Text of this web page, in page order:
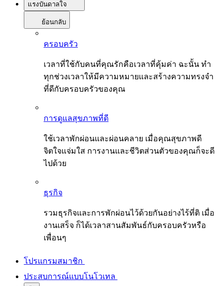
แรงบันดาลใจ
ย้อนกลับ
ครอบครัว
เวลาที่ใช้กับคนที่คุณรักคือเวลาที่คุ้มค่า ฉะนั้น ทำ
ทุกช่วงเวลาให้มีความหมายและสร้างความทรงจำ
ที่ดีกับครอบครัวของคุณ
การดูแลสุขภาพที่ดี
ใช้เวลาพักผ่อนและผ่อนคลาย เมื่อคุณสุขภาพดี
จิตใจแจ่มใส การงานและชีวิตส่วนตัวของคุณก็จะดี
ไปด้วย
ธุรกิจ
รวมธุรกิจและการพักผ่อนไว้ด้วยกันอย่างไร้ที่ติ เมื่อ
งานเสร็จ ก็ได้เวลาสานสัมพันธ์กับครอบครัวหรือ
เพื่อนๆ
โปรแกรมสมาชิก
ประสบการณ์แบบโนโวเทล